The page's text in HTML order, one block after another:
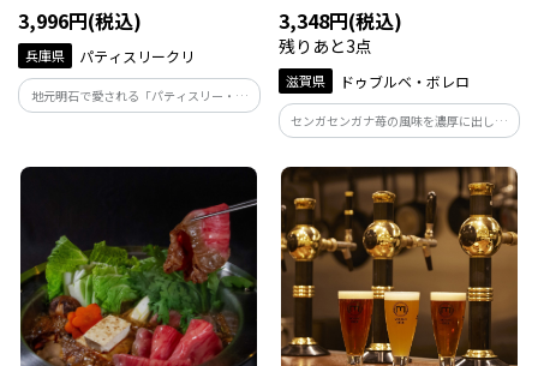
3,996円(税込)
兵庫県 パティスリークリ
地元明石で愛される「パティスリー・ク
リ」の名物ケーキ
3,348円(税込)
残りあと3点
滋賀県 ドゥブルベ・ボレロ
センガセンガナ苺の風味を濃厚に出した
バタークリームと、木苺のコンフィチュ
ールをアーモンド風味の濃くのあるスポ
ンジでサンドしたケーキ。